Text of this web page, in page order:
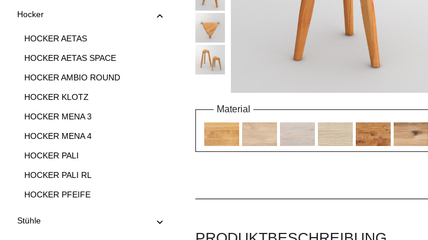
Hocker
HOCKER AETAS
HOCKER AETAS SPACE
HOCKER AMBIO ROUND
HOCKER KLOTZ
HOCKER MENA 3
HOCKER MENA 4
HOCKER PALI
HOCKER PALI RL
HOCKER PFEIFE
Stühle
Material